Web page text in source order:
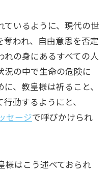
ているように、現代の世
われ、自由意思を否定
の身にあるすべての人
況の中で生命の危険に
、教皇様は祈ること、
動するようにと、
セージで呼びかけられ
様はこう述べておられ